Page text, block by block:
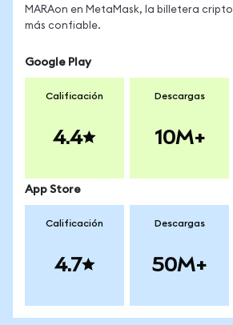
MARAon en MetaMask, la billetera cripto
más confiable.
Google Play
Calificación
4.4
Descargas
10M+
App Store
Calificación
4.7
Descargas
50M+